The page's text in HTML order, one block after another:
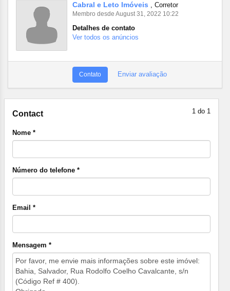
Cabral e Leto Imóveis , Corretor
Membro desde August 31, 2022 10:22
Detalhes de contato
Ver todos os anúncios
Contato Enviar avaliação
1 do 1
Contact
Nome *
Número do telefone *
Email *
Mensagem *